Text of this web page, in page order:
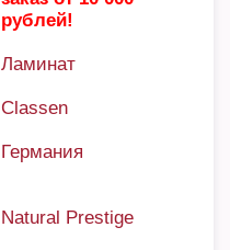
рублей!
Ламинат
Classen
Германия
Natural Prestige